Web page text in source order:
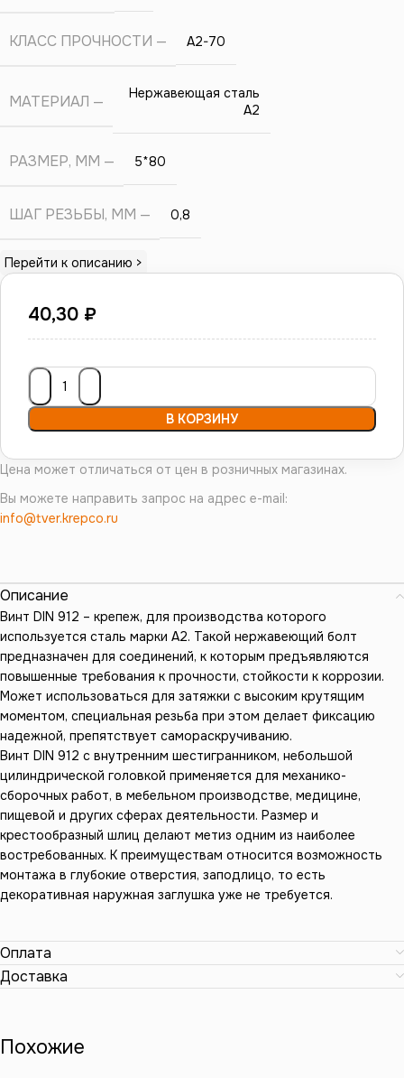
40,30 ₽
В КОРЗИНУ
Цена может отличаться от цен в розничных магазинах.
Вы можете направить запрос на адрес e-mail:
info@tver.krepco.ru
КЛАСС ПРОЧНОСТИ А2-70
МАТЕРИАЛ
Нержавеющая сталь
А2
РАЗМЕР, ММ 5*80
ШАГ РЕЗЬБЫ, ММ 0,8
Перейти к описанию >
Описание
Винт DIN 912 – крепеж, для производства которого
используется сталь марки А2. Такой нержавеющий болт
предназначен для соединений, к которым предъявляются
повышенные требования к прочности, стойкости к коррозии.
Может использоваться для затяжки с высоким крутящим
моментом, специальная резьба при этом делает фиксацию
надежной, препятствует самораскручиванию.
Винт DIN 912 с внутренним шестигранником, небольшой
цилиндрической головкой применяется для механико-
сборочных работ, в мебельном производстве, медицине,
пищевой и других сферах деятельности. Размер и
крестообразный шлиц делают метиз одним из наиболее
востребованных. К преимуществам относится возможность
монтажа в глубокие отверстия, заподлицо, то есть
декоративная наружная заглушка уже не требуется.
Оплата
Доставка
Похожие